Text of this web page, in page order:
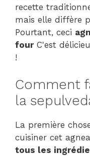
recette
mais elle diffère
Pourtant, ceci
fourC'est
!
Comment
la
La première
cuisiner cet
tous les